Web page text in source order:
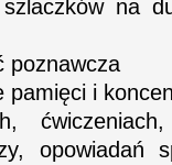
na
poznawcza
i
opowiadań